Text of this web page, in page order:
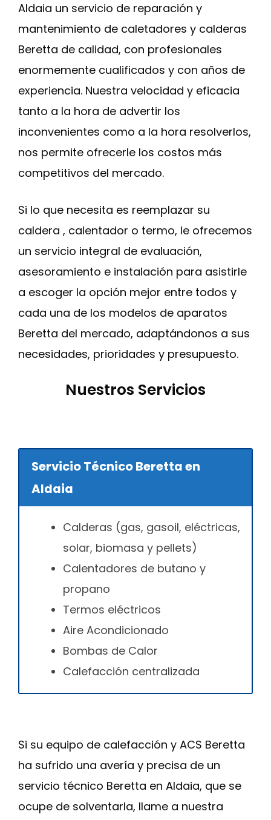
Aldaia un servicio de reparación y
mantenimiento de caletadores y calderas
Beretta de calidad, con profesionales
enormemente cualificados y con años de
experiencia. Nuestra velocidad y eficacia
tanto a la hora de advertir los
inconvenientes como a la hora resolverlos,
nos permite ofrecerle los costos más
competitivos del mercado.
Si lo que necesita es reemplazar su
caldera , calentador o termo, le ofrecemos
un servicio integral de evaluación,
asesoramiento e instalación para asistirle
a escoger la opción mejor entre todos y
cada una de los modelos de aparatos
Beretta del mercado, adaptándonos a sus
necesidades, prioridades y presupuesto.
Nuestros Servicios
Servicio Técnico Beretta en
Aldaia
Calderas (gas, gasoil, eléctricas,
solar, biomasa y pellets)
Calentadores de butano y
propano
Termos eléctricos
Aire Acondicionado
Bombas de Calor
Calefacción centralizada
Si su equipo de calefacción y ACS Beretta
ha sufrido una avería y precisa de un
servicio técnico Beretta en Aldaia, que se
ocupe de solventarla, llame a nuestra